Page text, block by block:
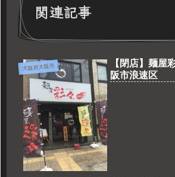
関連記事
大阪府大阪市
【閉店】麺屋
阪市浪速区